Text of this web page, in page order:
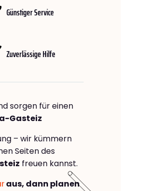
Günstiger Service
Zuverlässige Hilfe
sorgen für einen
Gasteiz
– wir kümmern
Seiten des
freuen kannst.
aus, dann planen